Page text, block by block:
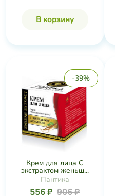
В корзину
-39%
Крем для лица С
экстрактом женьш...
Пантика
556 ₽ 906 ₽